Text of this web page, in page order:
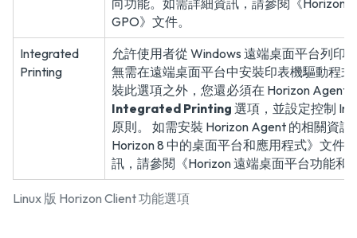
Linux 版 Horizon Client 功能選項
向功能。如需詳細資訊，請參閱 《Horizon
GPO》 文件。
Integrated
Printing
允許使用者從 Windows 遠端桌面平台列印
無需在遠端桌面平台中安裝印表機驅動程
裝此選項之外，您還必須在 Horizon Agent
Integrated Printing 選項，並設定控制
原則。 如需安裝 Horizon Agent 的相關資訊
Horizon 8 中的桌面平台和應用程式》 文件
訊，請參閱 《Horizon 遠端桌面平台功能和